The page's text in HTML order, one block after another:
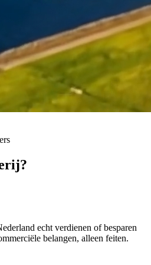
echt verdienen of besparen
belangen, alleen feiten.